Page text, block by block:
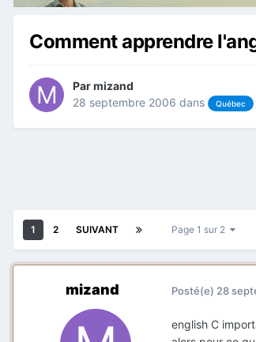
Comment apprendre
Parmizand
28 septembre 2006 dans Québec
1 2 SUIVANT Page 1 sur 2
mizand Posté(e) 28
english C